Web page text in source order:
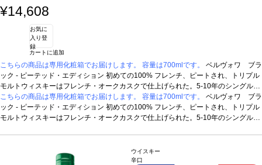
¥14,608
お気に
入り登
録
カートに追加
こちらの商品は専用化粧箱でお届けします。 容量は700mlです。
ベルヴォワ ブラ
ック - ピーテッド・エディション
モルトウィスキーはフレンチ・オークカスクで仕上げられた。5-10年のシングルモ
ルトウィスキーをブレンド。テイスティングノート灰、トーストやコーヒーの含
みを持つ力強い焦げた香りが立ち上る。ほのかなシナモンやクローヴなどのスパイ
スやリコリスの含みは複雑さを展開する。豊かでたっぷりとした滑らかな風味を持
こちらの商品は専用化粧箱でお届けします。 容量は700mlです。
ベルヴォワ ブラ
ック - ピーテッド・エディション
モルトウィスキーはフレンチ・オークカスクで仕上げられた。5-10年のシングルモ
スやリコリスの含みは複雑さを展開する。豊かでたっぷりとした滑らかな風味を持
つ。ほのかな塩気はフレッシュさと調和の取れたバランスを与える。エレガントな
ウイスキー
辛口